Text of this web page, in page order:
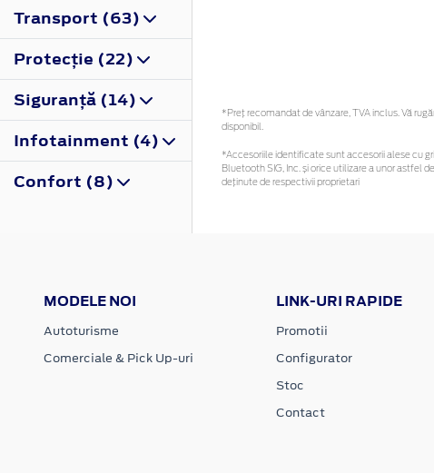
Transport (63)
Protecţie (22)
Siguranţă (14)
Infotainment (4)
Confort (8)
*Preţ recomandat de vânzare, TVA inclus. Vă
disponibil.
*Accesoriile identificate sunt accesorii alese cu
Bluetooth SIG, Inc. și orice utilizare a unor astfel
deținute de respectivii proprietari
MODELE NOI
Autoturisme
Comerciale & Pick Up-uri
LINK-URI RAPIDE
Promotii
Configurator
Stoc
Contact